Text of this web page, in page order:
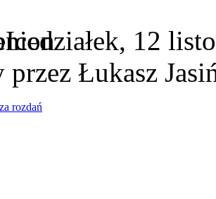
12
przez Łukasz
rozdań